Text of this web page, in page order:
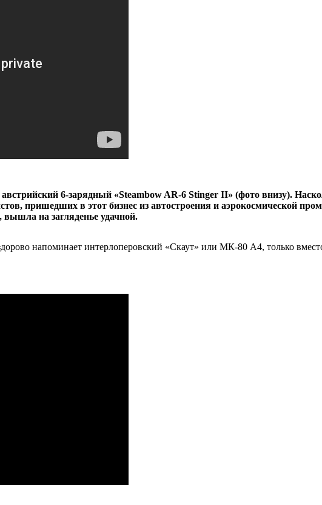
6-зарядный «Steambow AR-6 Stinger II» (фото внизу).
пришедших в этот бизнес из автостроения и аэрокосмической
вышла на загляденье удачной.
напоминает интерлоперовский «Скаут» или МК-80 А4, только